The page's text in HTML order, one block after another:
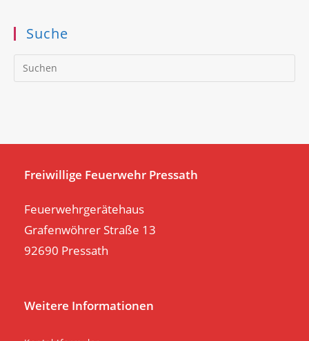
Suche
Freiwillige Feuerwehr Pressath
Feuerwehrgerätehaus
Grafenwöhrer Straße 13
92690 Pressath
Weitere Informationen